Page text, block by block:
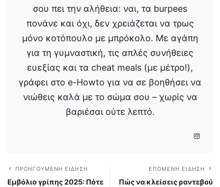
σου πει την αλήθεια: ναι, τα burpees
πονάνε και όχι, δεν χρειάζεται να τρως
μόνο κοτόπουλο με μπρόκολο. Με αγάπη
για τη γυμναστική, τις απλές συνήθειες
ευεξίας και τα cheat meals (με μέτρο!),
γράφει στο e-Howto για να σε βοηθήσει να
νιώθεις καλά με το σώμα σου – χωρίς να
βαριέσαι ούτε λεπτό.
ΠΡΟΗΓΟΎΜΕΝΗ ΕΊΔΗΣΗ
Εμβόλιο γρίπης 2025: Πότε
ΕΠΌΜΕΝΗ ΕΊΔΗΣΗ
Πώς να κλείσεις ραντεβού